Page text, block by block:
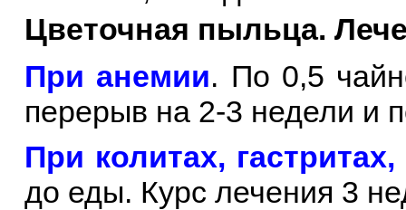
Цветочная пыльца.
При анемии. По 0,5
перерыв на 2-3 недели и
При колитах,
до еды. Курс лечения 3